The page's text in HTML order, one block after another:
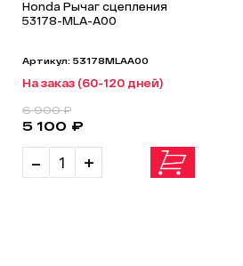
Honda Рычаг сцепления
53178-MLA-A00
Артикул: 53178MLAA00
На заказ (60-120 дней)
- +
5 100 ₽
6 900 ₽